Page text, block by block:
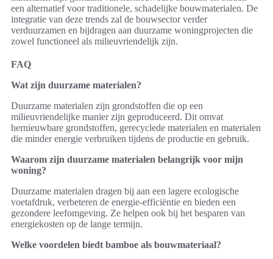
een alternatief voor traditionele, schadelijke bouwmaterialen. De
integratie van deze trends zal de bouwsector verder
verduurzamen en bijdragen aan duurzame woningprojecten die
zowel functioneel als milieuvriendelijk zijn.
FAQ
Wat zijn duurzame materialen?
Duurzame materialen zijn grondstoffen die op een
milieuvriendelijke manier zijn geproduceerd. Dit omvat
hernieuwbare grondstoffen, gerecyclede materialen en materialen
die minder energie verbruiken tijdens de productie en gebruik.
Waarom zijn duurzame materialen belangrijk voor mijn
woning?
Duurzame materialen dragen bij aan een lagere ecologische
voetafdruk, verbeteren de energie-efficiëntie en bieden een
gezondere leefomgeving. Ze helpen ook bij het besparen van
energiekosten op de lange termijn.
Welke voordelen biedt bamboe als bouwmateriaal?